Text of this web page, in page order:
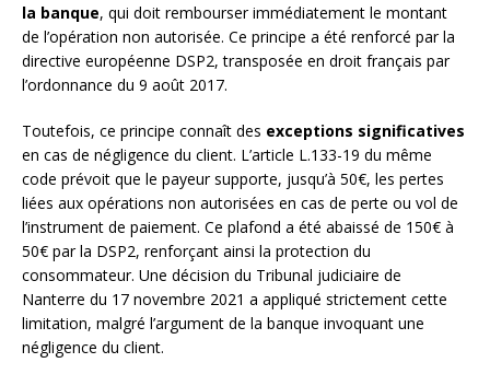
la banque, qui doit rembourser immédiatement le montant
de l’opération non autorisée. Ce principe a été renforcé par la
directive européenne DSP2, transposée en droit français par
l’ordonnance du 9 août 2017.
Toutefois, ce principe connaît des exceptions significatives
en cas de négligence du client. L’article L.133-19 du même
code prévoit que le payeur supporte, jusqu’à 50€, les pertes
liées aux opérations non autorisées en cas de perte ou vol de
l’instrument de paiement. Ce plafond a été abaissé de 150€ à
50€ par la DSP2, renforçant ainsi la protection du
consommateur. Une décision du Tribunal judiciaire de
Nanterre du 17 novembre 2021 a appliqué strictement cette
limitation, malgré l’argument de la banque invoquant une
négligence du client.